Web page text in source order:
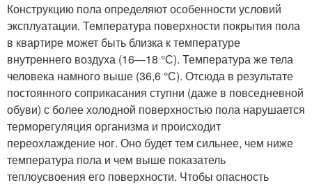
Конструкцию пола определяют особенности условий
эксплуатации. Температура поверхности покрытия пола
в квартире может быть близка к температуре
внутреннего воздуха (16—18 °С). Температура же тела
человека намного выше (36,6 °С). Отсюда в результате
постоянного соприкасания ступни (даже в повседневной
обуви) с более холодной поверхностью пола нарушается
терморегуляция организма и происходит
переохлаждение ног. Оно будет тем сильнее, чем ниже
температура пола и чем выше показатель
теплоусвоения его поверхности. Чтобы опасность